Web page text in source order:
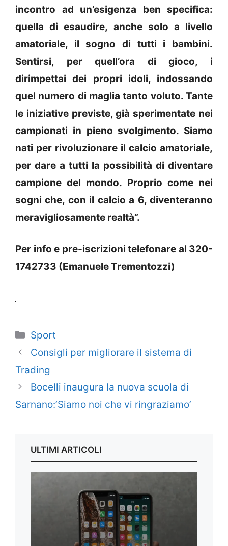
incontro ad un’esigenza ben specifica:
quella di esaudire, anche solo a livello
amatoriale, il sogno di tutti i bambini.
Sentirsi, per quell’ora di gioco, i
dirimpettai dei propri idoli, indossando
quel numero di maglia tanto voluto. Tante
le iniziative previste, già sperimentate nei
campionati in pieno svolgimento. Siamo
nati per rivoluzionare il calcio amatoriale,
per dare a tutti la possibilità di diventare
campione del mondo. Proprio come nei
sogni che, con il calcio a 6, diventeranno
meravigliosamente realtà”.
Per info e pre-iscrizioni telefonare al 320-
1742733 (Emanuele Trementozzi)
Categorie
Sport
Consigli per migliorare il sistema di
Trading
Bocelli inaugura la nuova scuola di
Sarnano:’Siamo noi che vi ringraziamo’
ULTIMI ARTICOLI